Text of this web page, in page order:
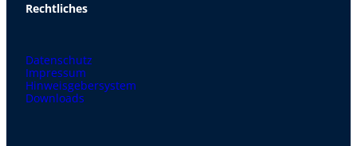
Rechtliches
Datenschutz
Impressum
Hinweisgebersystem
Downloads